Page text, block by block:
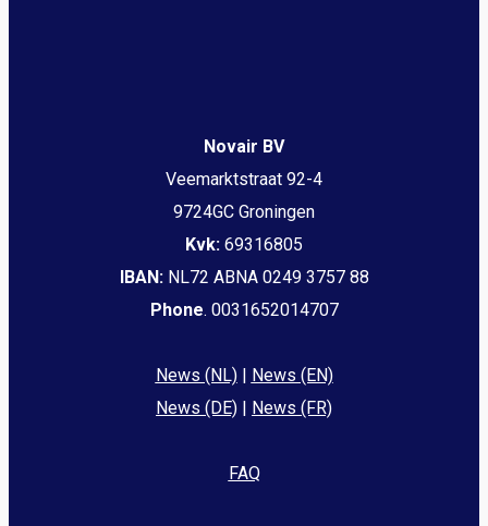
Novair BV
Veemarktstraat 92-4
9724GC Groningen
Kvk: 69316805
IBAN: NL72 ABNA 0249 3757 88
Phone. 0031652014707
News (NL)| News (EN)
News (DE) | News (FR)
FAQ